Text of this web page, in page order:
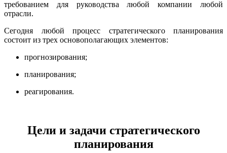
требованием для руководства любой компании любой
отрасли.
Сегодня любой процесс стратегического планирования
состоит из трех основополагающих элементов:
прогнозирования;
планирования;
реагирования.
Цели и задачи стратегического
планирования